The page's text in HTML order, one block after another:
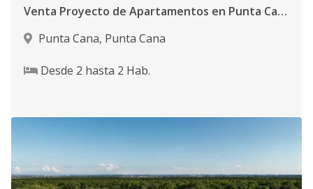
Venta Proyecto de Apartamentos en Punta Cana
Punta Cana, Punta Cana
Desde 2 hasta 2 Hab.